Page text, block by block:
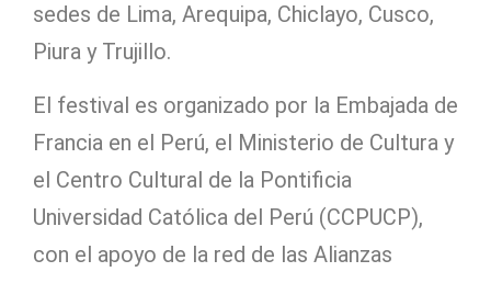
sedes de Lima, Arequipa, Chiclayo, Cusco,
Piura y Trujillo.
El festival es organizado por la Embajada de
Francia en el Perú, el Ministerio de Cultura y
el Centro Cultural de la Pontificia
Universidad Católica del Perú (CCPUCP),
con el apoyo de la red de las Alianzas